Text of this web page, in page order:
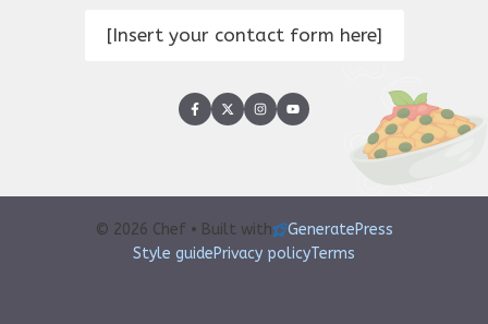
[Insert your contact form here]
© 2026 Chef • Built with
GeneratePress
Style guidePrivacy policyTerms